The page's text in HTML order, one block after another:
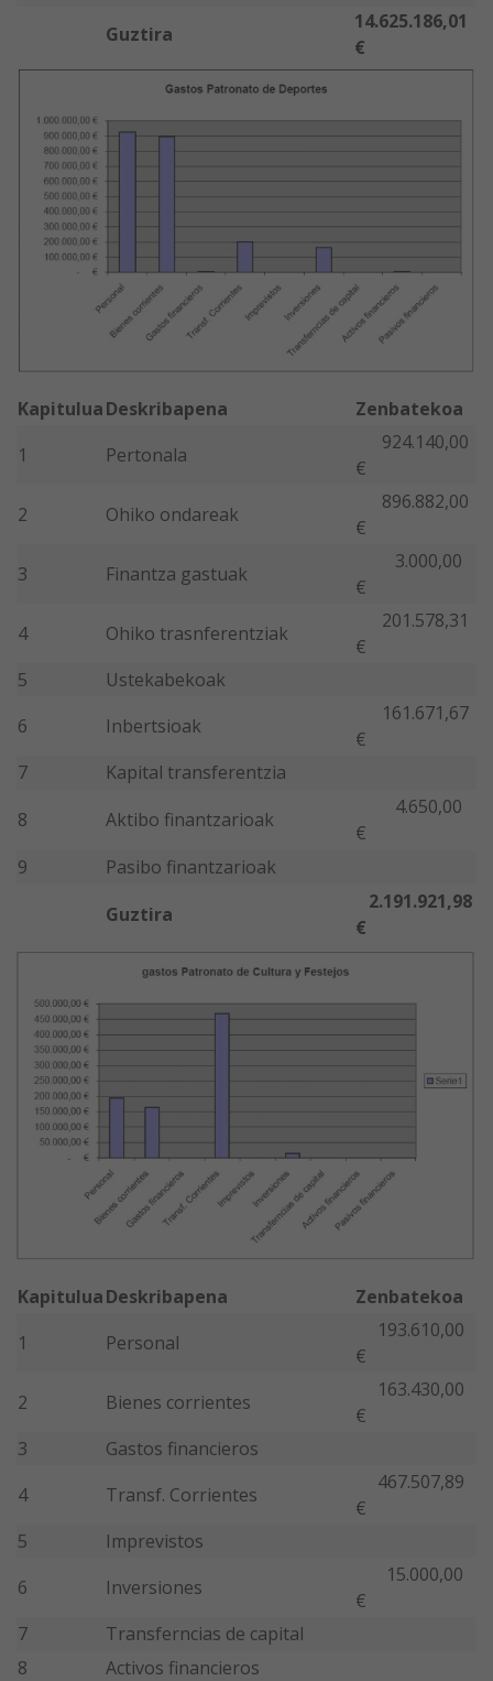
Guztira
14.625.186,01
€
KapituluaDeskribapena
Zenbatekoa
1
Pertonala
924.140,00
€
2
Ohiko ondareak
896.882,00
€
3
Finantza gastuak
3.000,00
€
4
Ohiko trasnferentziak
201.578,31
€
5
Ustekabekoak
6
Inbertsioak
161.671,67
€
7
Kapital transferentzia
8
Aktibo finantzarioak
4.650,00
€
9
Pasibo finantzarioak
Guztira
2.191.921,98
€
KapituluaDeskribapena
Zenbatekoa
1
Personal
193.610,00
€
2
Bienes corrientes
163.430,00
€
3
Gastos financieros
4
Transf. Corrientes
467.507,89
€
5
Imprevistos
6
Inversiones
15.000,00
€
7
Transferncias de capital
8
Activos financieros